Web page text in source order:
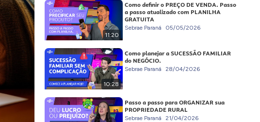
11:20
Como definir o PREÇO DE VENDA. Passo
a passo atualizado com PLANILHA
GRATUITA
Sebrae Paraná 05/05/2026
10:28
Como planejar a SUCESSÃO FAMILIAR
do NEGÓCIO.
Sebrae Paraná 28/04/2026
Passo a passo para ORGANIZAR sua
PROPRIEDADE RURAL
Sebrae Paraná 21/04/2026